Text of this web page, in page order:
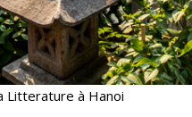
Litterature à Hanoi